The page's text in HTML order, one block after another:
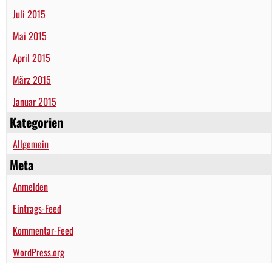
Juli 2015
Mai 2015
April 2015
März 2015
Januar 2015
Kategorien
Allgemein
Meta
Anmelden
Eintrags-Feed
Kommentar-Feed
WordPress.org